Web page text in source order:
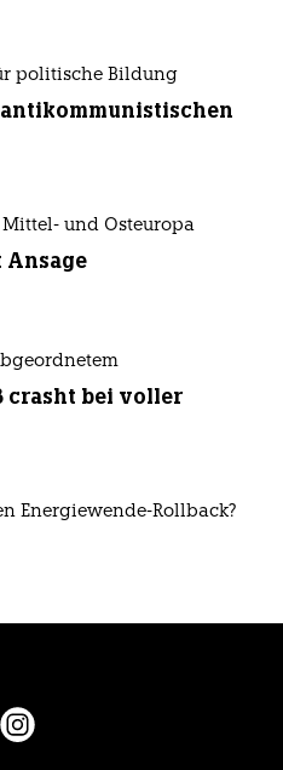
politische Bildung
und Osteuropa
crasht bei voller
Energiewende-Rollback?